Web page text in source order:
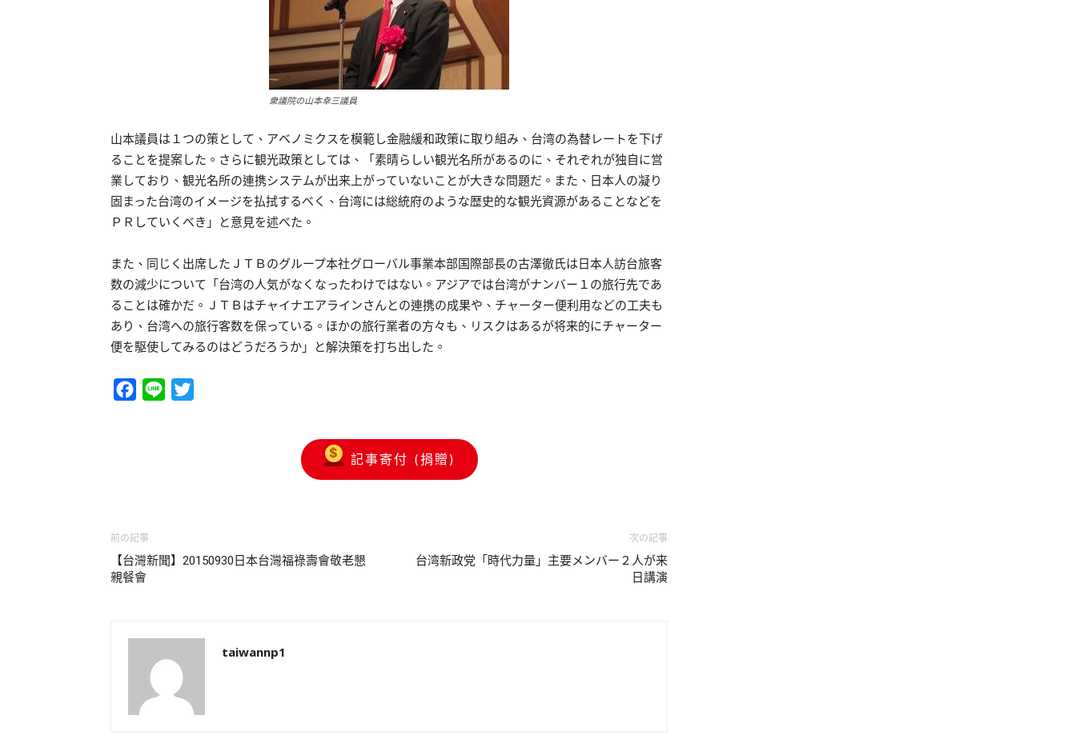
衆議院の山本幸三議員
山本議員は１つの策として、アベノミクスを模範し金融緩和政策に取り組み、台湾の為替レートを下げ
ることを提案した。さらに観光政策としては、「素晴らしい観光名所があるのに、それぞれが独自に営
業しており、観光名所の連携システムが出来上がっていないことが大きな問題だ。また、日本人の凝り
固まった台湾のイメージを払拭するべく、台湾には総統府のような歴史的な観光資源があることなどを
ＰＲしていくべき」と意見を述べた。
また、同じく出席したＪＴＢのグループ本社グローバル事業本部国際部長の古澤徹氏は日本人訪台旅客
数の減少について「台湾の人気がなくなったわけではない。アジアでは台湾がナンバー１の旅行先であ
ることは確かだ。ＪＴＢはチャイナエアラインさんとの連携の成果や、チャーター便利用などの工夫も
あり、台湾への旅行客数を保っている。ほかの旅行業者の方々も、リスクはあるが将来的にチャーター
便を駆使してみるのはどうだろうか」と解決策を打ち出した。
Facebook
Line
記事寄付 (捐贈)
前の記事
【台灣新聞】20150930日本台灣福祿壽會敬老懇
親餐會
次の記事
台湾新政党「時代力量」主要メンバー２人が来
日講演
taiwannp1